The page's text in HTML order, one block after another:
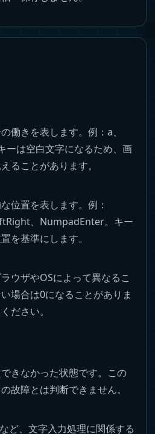
働きを表します。例：a、
ーは空白文字になるため、画
ることがあります。
位置を表します。例：
、NumpadEnter。キー
を基準にします。
ウザやOSによって異なるこ
場合は0になることがありま
ださい。
きなかった状態です。この
故障とは判断できません。
ど、文字入力処理に関係する